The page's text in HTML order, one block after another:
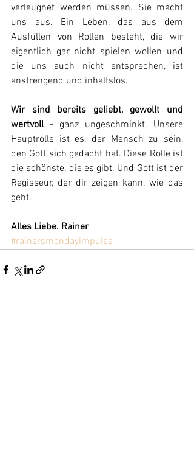
verleugnet werden müssen. Sie macht
uns aus. Ein Leben, das aus dem
Ausfüllen von Rollen besteht, die wir
eigentlich gar nicht spielen wollen und
die uns auch nicht entsprechen, ist
anstrengend und inhaltslos.
Wir sind bereits geliebt, gewollt und
wertvoll - ganz ungeschminkt. Unsere
Hauptrolle ist es, der Mensch zu sein,
den Gott sich gedacht hat. Diese Rolle ist
die schönste, die es gibt. Und Gott ist der
Regisseur, der dir zeigen kann, wie das
geht.
Alles Liebe. Rainer
#rainersmondayimpulse